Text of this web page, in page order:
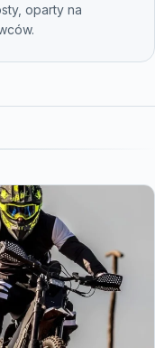
oparty na